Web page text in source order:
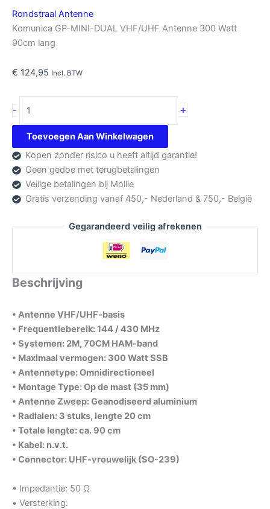
Rondstraal Antenne
Komunica GP-MINI-DUAL VHF/UHF Antenne 300 Watt
90cm lang
€ 124,95 Incl. BTW
-
GP-
MINI-
DUAL
VHF/UHF
Antenne
aantal
+
Toevoegen Aan Winkelwagen
Kopen zonder risico u heeft altijd garantie!
Geen gedoe met terugbetalingen
Veilige betalingen bij Mollie
Gratis verzending vanaf 450,- Nederland & 750,- België
Gegarandeerd veilig afrekenen
Beschrijving
• Antenne VHF/UHF-basis
• Frequentiebereik: 144 / 430 MHz
• Systemen: 2M, 70CM HAM-band
• Maximaal vermogen: 300 Watt SSB
• Antennetype: Omnidirectioneel
• Montage Type: Op de mast (35 mm)
• Antenne Zweep: Geanodiseerd aluminium
• Radialen: 3 stuks, lengte 20 cm
• Totale lengte: ca. 90 cm
• Kabel: n.v.t.
• Connector: UHF-vrouwelijk (SO-239)
• Impedantie: 50 Ω
• Versterking: